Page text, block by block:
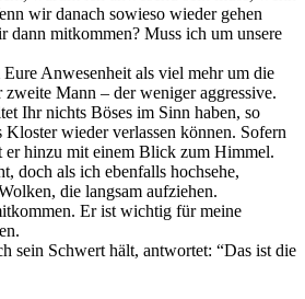
wir danach sowieso wieder gehen
dann mitkommen? Muss ich um unsere
Anwesenheit als viel mehr um die
Mann – der weniger aggressive.
Ihr nichts Böses im Sinn haben, so
Kloster wieder verlassen können. Sofern
hinzu mit einem Blick zum Himmel.
doch als ich ebenfalls hochsehe,
die langsam aufziehen.
Er ist wichtig für meine
sein Schwert hält, antwortet: “Das ist die